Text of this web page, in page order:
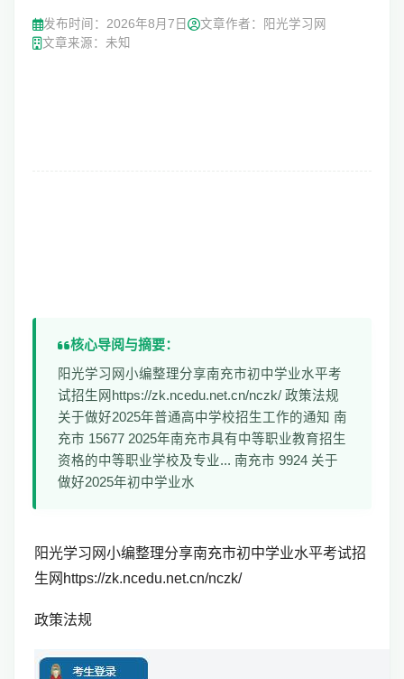
发布时间： 2026年8月7日
文章作者：阳光学习网
文章来源：未知
核心导阅与摘要：
阳光学习网小编整理分享南充市初中学业水平考
试招生网https://zk.ncedu.net.cn/nczk/ 政策法规
关于做好2025年普通高中学校招生工作的通知 南
充市 15677 2025年南充市具有中等职业教育招生
资格的中等职业学校及专业... 南充市 9924 关于
做好2025年初中学业水
阳光学习网小编整理分享南充市初中学业水平考试招
生网https://zk.ncedu.net.cn/nczk/
政策法规